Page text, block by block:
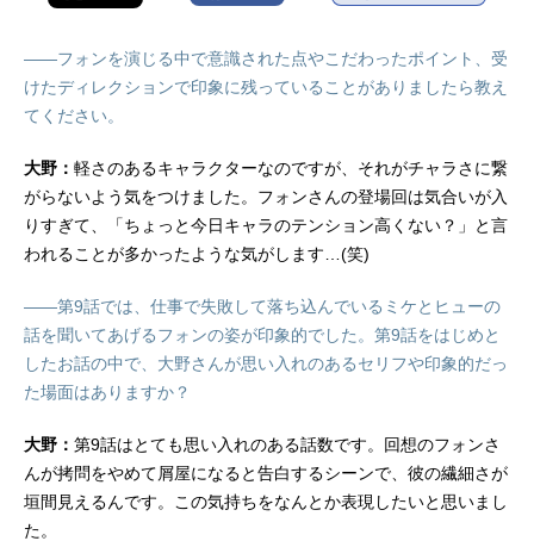
――フォンを演じる中で意識された点やこだわったポイント、受
けたディレクションで印象に残っていることがありましたら教え
てください。
大野： 軽さのあるキャラクターなのですが、それがチャラさに繋
がらないよう気をつけました。フォンさんの登場回は気合いが入
りすぎて、「ちょっと今日キャラのテンション高くない？」と言
われることが多かったような気がします…(笑)
――第9話では、仕事で失敗して落ち込んでいるミケとヒューの
話を聞いてあげるフォンの姿が印象的でした。第9話をはじめと
したお話の中で、大野さんが思い入れのあるセリフや印象的だっ
た場面はありますか？
大野： 第9話はとても思い入れのある話数です。回想のフォンさ
んが拷問をやめて屑屋になると告白するシーンで、彼の繊細さが
垣間見えるんです。この気持ちをなんとか表現したいと思いまし
た。